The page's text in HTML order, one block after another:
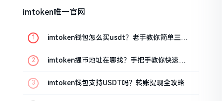
imtoken唯一官网
imtoken钱包怎么买usdt？老手教你简单三步
imtoken提币地址在哪找？手把手教你快速查
imtoken钱包支持USDT吗？转账提现全攻略